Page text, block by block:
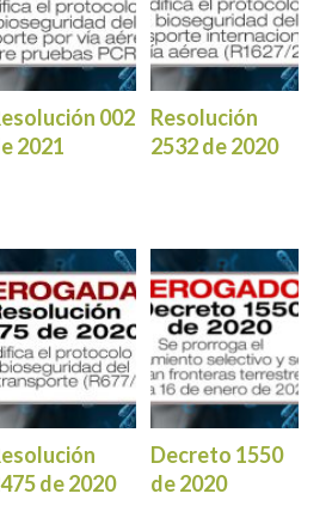
002
2021
Resolución
2532 de 2020
de 2020
Decreto 1550
de 2020